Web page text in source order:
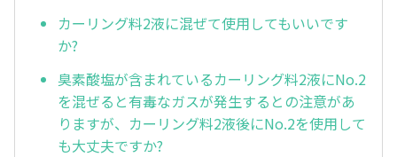
カーリング料2液に混ぜて使用してもいいです
か?
臭素酸塩が含まれているカーリング料2液にNo.2
を混ぜると有毒なガスが発生するとの注意があ
りますが、カーリング料2液後にNo.2を使用して
も大丈夫ですか?